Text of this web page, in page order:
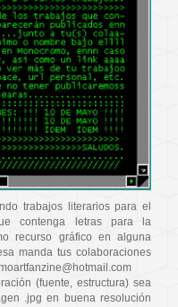
trabajos literarios para el
contenga letras para la
recurso gráfico en alguna
manda tus colaboraciones
(fuente, estructura) sea
.jpg en buena resolución